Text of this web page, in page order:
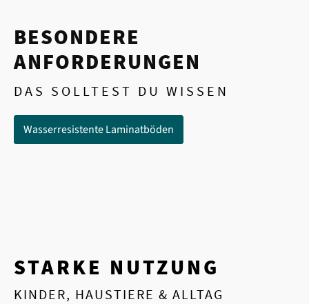
BESONDERE
ANFORDERUNGEN
DAS SOLLTEST DU WISSEN
Wasserresistente Laminatböden
STARKE NUTZUNG
KINDER, HAUSTIERE & ALLTAG